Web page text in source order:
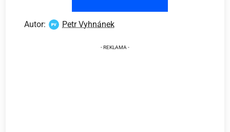
Autor: Petr Vyhnánek